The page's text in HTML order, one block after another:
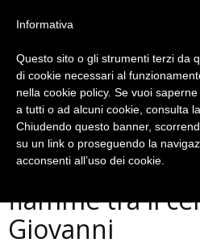
Cronaca
Terni, due
fiamme tra il
Giovanni
Informativa
Questo sito o gli strumenti terzi da
di cookie necessari al
nella cookie policy. Se vuoi
a tutti o ad alcuni cookie, consulta la
Chiudendo questo banner,
su un link o proseguendo la
acconsenti all’uso dei cookie.